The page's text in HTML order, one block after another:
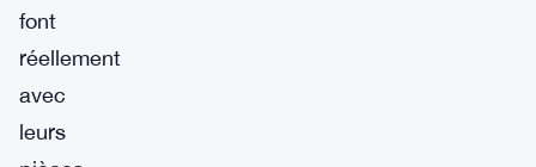
font
réellement
avec
leurs